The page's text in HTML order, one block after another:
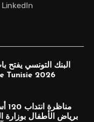
LinkedIn
البنك التونسي يفتح
Tunisie 2026
برياض الأطفال بوزارة